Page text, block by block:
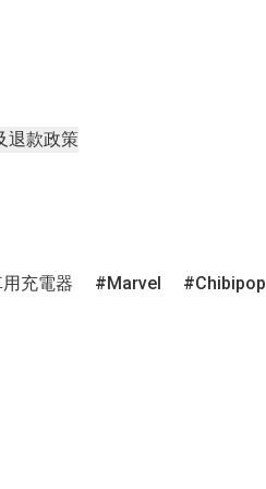
退款政策
用充電器 Marvel Chibipop